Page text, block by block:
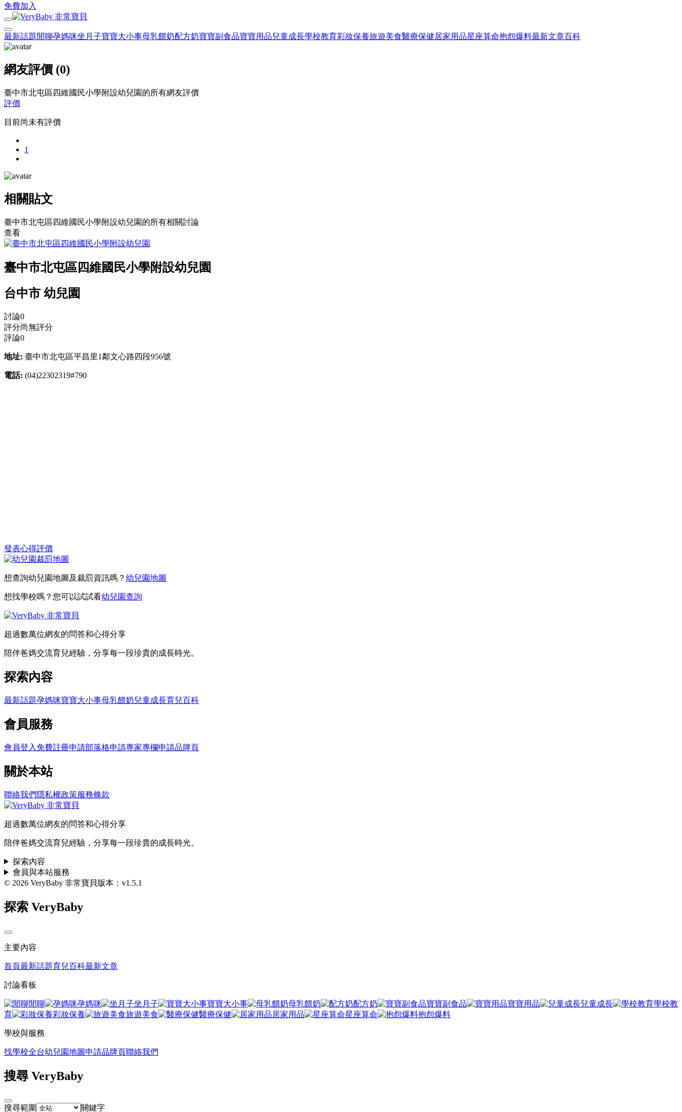
免費加入
最新話題 閒聊孕媽咪坐月子寶寶大小事母乳餵奶配方奶寶寶副食品寶寶用品兒童成長學校教育彩妝保養旅遊美食醫療保健居家用品星座算命抱怨爆料最新文章百科
網友評價 (0)
臺中市北屯區四維國民小學附設幼兒園的所有網友評價
評價
目前尚未有評價
1
相關貼文
臺中市北屯區四維國民小學附設幼兒園的所有相關討論
查看
臺中市北屯區四維國民小學附設幼兒園
台中市 幼兒園
討論0
評分尚無評分
評論0
地址: 臺中市北屯區平昌里1鄰文心路四段956號
電話: (04)22302319#790
發表心得評價
想查詢幼兒園地圖及裁罰資訊嗎？ 幼兒園地圖
想找學校嗎？您可以試試看幼兒園查詢
超過數萬位網友的問答和心得分享
陪伴爸媽交流育兒經驗，分享每一段珍貴的成長時光。
探索內容
最新話題孕媽咪寶寶大小事母乳餵奶兒童成長育兒百科
會員服務
會員登入 免費註冊申請部落格申請專家專欄申請品牌頁
關於本站
聯絡我們 隱私權政策服務條款
超過數萬位網友的問答和心得分享
陪伴爸媽交流育兒經驗，分享每一段珍貴的成長時光。
探索內容
會員與本站服務
© 2026 VeryBaby 非常寶貝版本：v1.5.1
探索 VeryBaby
主要內容
首頁最新話題育兒百科最新文章
討論看板
閒聊 孕媽咪 坐月子 寶寶大小事 母乳餵奶 配方奶 寶寶副食品 寶寶用品 兒童成長
學校教
育
彩妝保養 旅遊美食 醫療保健 居家用品 星座算命 抱怨爆料
學校與服務
找學校全台幼兒園地圖 申請品牌頁聯絡我們
搜尋 VeryBaby
搜尋範圍 關鍵字